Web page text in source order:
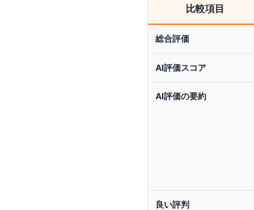
比較項目
総合評価
AI評価スコア
AI評価の要約
良い評判